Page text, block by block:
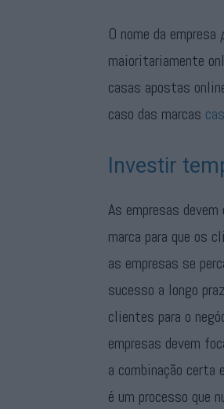
O nome da empresa
maioritariamente
casas apostas
caso das marcas
Investir
As empresas
marca para que os
as empresas se
sucesso a longo
clientes para o
empresas devem
a combinação
é um processo que